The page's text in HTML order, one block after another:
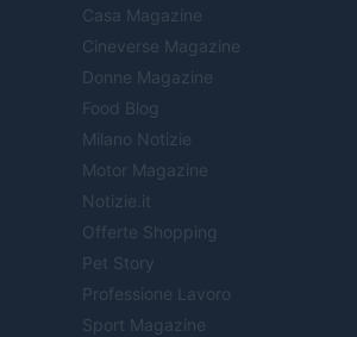
Casa Magazine
Cineverse Magazine
Donne Magazine
Food Blog
Milano Notizie
Motor Magazine
Notizie.it
Offerte Shopping
Pet Story
Professione Lavoro
Sport Magazine